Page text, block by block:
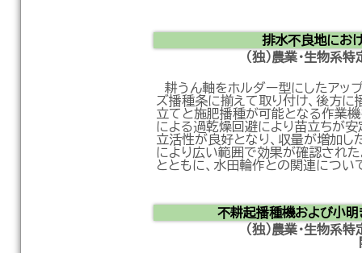
排水不良地にお
（独）農業・生物
耕うん軸をホルダー型にしたアッ
ズ播種条に揃えて取り付け、後方に
立てと施肥播種が可能となる作業
による過乾燥回避により苗立ちが
立活性が良好となり、収量が増加し
により広い範囲で効果が確認され
とともに、水田輪作との関連につい
不耕起播種機および小
（独）農業・生物